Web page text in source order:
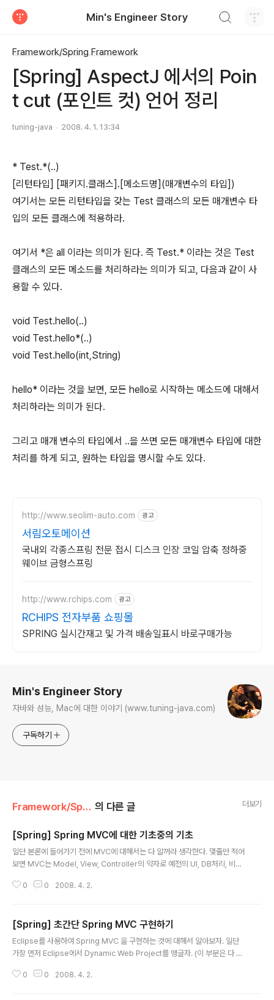
Min's Engineer Story
Framework/Spring Framework
[Spring] AspectJ 에서의 Poin
t cut (포인트 컷) 언어 정리
tuning-java 2008. 4. 1. 13:34
* Test.*(..)
[리턴타입] [패키지.클래스].[메소드명](매개변수의 타입])
여기서는 모든 리턴타입을 갖는 Test 클래스의 모든 매개변수 타
입의 모든 클래스에 적용하라.
여기서 *은 all 이라는 의미가 된다. 즉 Test.* 이라는 것은 Test
클래스의 모든 메소드를 처리하라는 의미가 되고, 다음과 같이 사
용할 수 있다.
void Test.hello(..)
void Test.hello*(..)
void Test.hello(int,String)
hello* 이라는 것을 보면, 모든 hello로 시작하는 메소드에 대해서
처리하라는 의미가 된다.
그리고 매개 변수의 타입에서 ..을 쓰면 모든 매개변수 타입에 대한
처리를 하게 되고, 원하는 타입을 명시할 수도 있다.
http://www.seolim-auto.com 광고
서림오토메이션
국내외 각종스프링 전문 접시 디스크 인장 코일 압축 정하중
웨이브 금형스프링
http://www.rchips.com 광고
RCHIPS 전자부품 쇼핑몰
SPRING 실시간재고 및 가격 배송일표시 바로구매가능
Min's Engineer Story
자바와 성능, Mac에 대한 이야기 (www.tuning-java.com)
구독하기
Framework/Spring Framework 의 다른 글 더보기
[Spring] Spring MVC에 대한 기초중의 기초
일단 본론에 들어가기 전에 MVC에 대해서는 다 알꺼라 생각한다. 몇줄만 적어
보면 MVC는 Model, View, Controller의 약자로 예전의 UI, DB처리, 비즈
간단하게 몇줄만 적었다. ㅋㅋ 그럼 Spring MVC 프레임웍에서 어떻게 사용자
다. 2. 받은 것을 뭔가 매핑이 되어 있는 곳에서 적절한걸 찾아서 다른 곳으로 전
달한다. 이 것을 핸들러라고 한다. 3. 전달 받은 데이터를 기반으로 DB에서 데
이터를 얻어온 다음에 ModelAndView라는..
0 0 2008. 4. 2.
[Spring] 초간단 Spring MVC 구현하기
Eclipse를 사용하여 Spring MVC 을 구현하는 것에 대해서 알아보자. 일단
가장 먼저 Eclipse에서 Dynamic Web Project를 맹글자. (이 부분은 다 알
s 밑에 있는 web.xml을 열자. web.xml 파일의 태그 위에 아래의 내용을 복
0 0 2008. 4. 2.